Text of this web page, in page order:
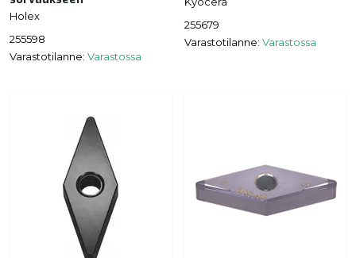
Holex
255598
Varastotilanne: Varastossa
255679
Varastotilanne: Varastossa